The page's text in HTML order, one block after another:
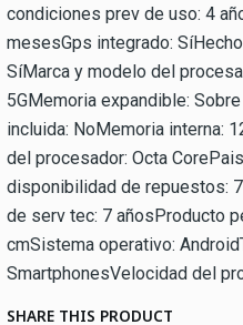
condiciones prev de uso: 4
mesesGps integrado:
SíMarca y modelo del
5GMemoria expandible:
incluida: NoMemoria interna:
del procesador: Octa
disponibilidad de repuestos:
de serv tec: 7 añosProducto
cmSistema operativo:
SmartphonesVelocidad del
SHARE THIS PRODUCT